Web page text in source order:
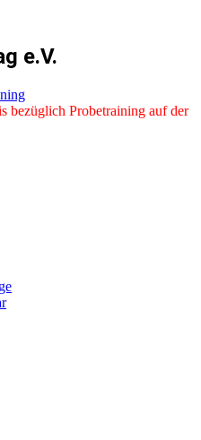
e.V.
bezüglich Probetraining auf der